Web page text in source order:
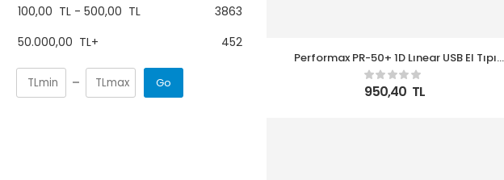
100,00 TL - 500,00 TL
3863
50.000,00 TL+ 452
Go
Performax PR-50+ 1D Lınear USB El Tıpı
Kablosuz Barkod Okuyucu
950,40 TL